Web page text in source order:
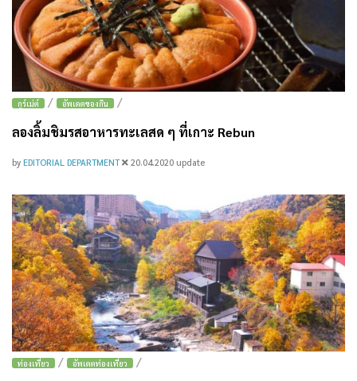
กูร์เม่ต์ / อัพเดตของกิน /
ลองลิ้มชิมรสอาหารทะเลสด ๆ ที่เกาะ Rebun
by EDITORIAL DEPARTMENT 20.04.2020 update
ท่องเที่ยว / อัพเดตท่องเที่ยว /